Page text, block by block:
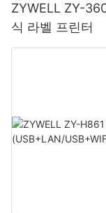
ZYWELL ZY-
식 라벨 프린터